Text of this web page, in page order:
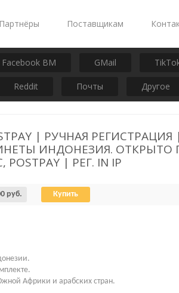
Партнёры Поставщикам
Facebook BM GMail
Reddit Почты Другое
| РУЧНАЯ
ИНДОНЕЗИЯ.
| РЕГ. IN IP
руб. Купить
Африки и арабских стран.